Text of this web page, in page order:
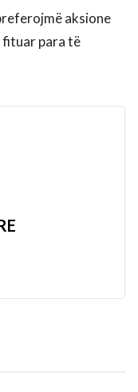
aksione
fituar para të